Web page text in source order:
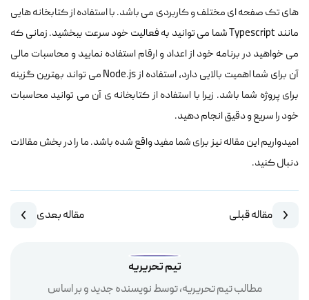
های تک صفحه ای مختلف و کاربردی می باشد. با استفاده از کتابخانه هایی
مانند Typescript شما می توانید به فعالیت خود سرعت ببخشید. زمانی که
می خواهید در برنامه خود از اعداد و ارقام استفاده نمایید و محاسبات مالی
آن برای شما اهمیت بالایی دارد، استفاده از Node.js می تواند بهترین گزینه
برای پروژه شما باشد. زیرا با استفاده از کتابخانه ی آن می توانید محاسبات
خود را سریع و دقیق انجام دهید.
امیدواریم این مقاله نیز برای شما مفید واقع شده باشد. ما را در بخش مقالات
دنبال کنید.
مقاله قبلی مقاله بعدی
تیم تحریریه
مطالب تیم تحریریه، توسط نویسنده جدید و بر اساس